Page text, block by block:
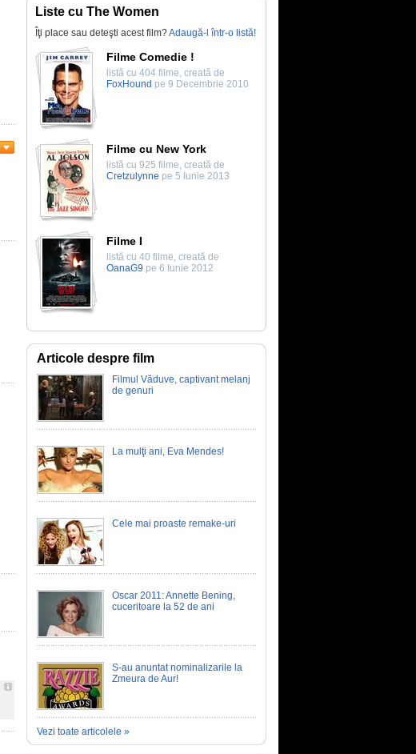
Liste cu The Women
Îţi place sau deteşti acest film?Adaugă-l într-o listă!
Filme Comedie !
listă cu 404 filme, creată de
FoxHound pe 9 Decembrie 2010
Filme cu New York
listă cu 925 filme, creată de
Cretzulynne pe 5 Iunie 2013
Filme I
listă cu 40 filme, creată de
OanaG9 pe 6 Iunie 2012
Articole despre film
Filmul Văduve, captivant melanj
de genuri
La mulţi ani, Eva Mendes!
Cele mai proaste remake-uri
Oscar 2011: Annette Bening,
cuceritoare la 52 de ani
S-au anuntat nominalizarile la
Zmeura de Aur!
Vezi toate articolele »